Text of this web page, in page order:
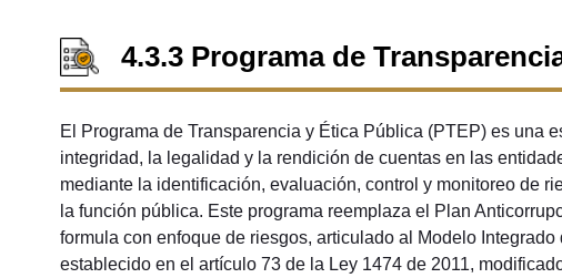
4.3.3 Programa de
El Programa de Transparencia y Ética Pública (PTEP) es una
integridad, la legalidad y la rendición de cuentas en las
mediante la identificación, evaluación, control y monitoreo de
la función pública. Este programa reemplaza el Plan
formula con enfoque de riesgos, articulado al Modelo
establecido en el artículo 73 de la Ley 1474 de 2011,